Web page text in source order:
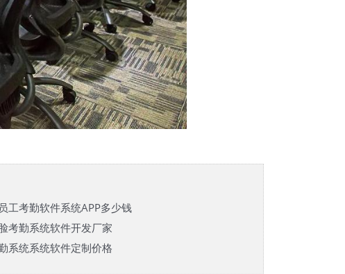
工考勤软件系统APP多少钱
考勤系统软件开发厂家
系统系统软件定制价格